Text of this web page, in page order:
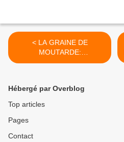
< LA GRAINE DE
MOUTARDE:
EVANGELISATION ET
Hébergé par Overblog
Top articles
Pages
Contact